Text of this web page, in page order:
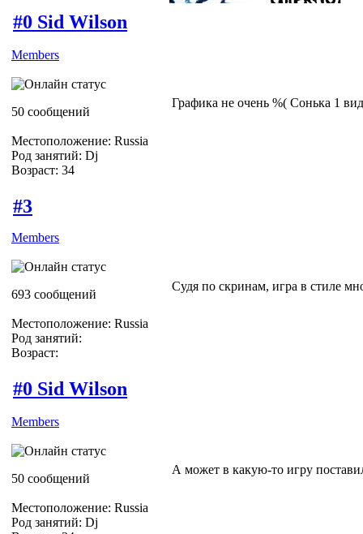
#0 Sid Wilson
Members
50 сообщений
Местоположение: Russia
Род занятий: Dj
Возраст: 34
Графика не очень %( Сонька 1
#3
Members
693 сообщений
Местоположение: Russia
Род занятий:
Возраст:
Судя по скринам, игра в стиле
#0 Sid Wilson
Members
50 сообщений
Местоположение: Russia
Род занятий: Dj
А может в какую-то игру